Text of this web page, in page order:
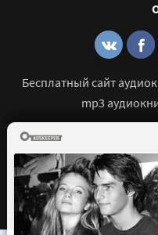
Бесплатный сайт
mp3
© 2021 - 2026 mp3-